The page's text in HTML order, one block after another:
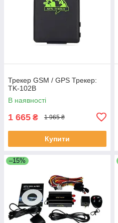
Трекер GSM / GPS Трекер:
TK-102B
В наявності
1 665 ₴ 1 965 ₴
Купити
–15%